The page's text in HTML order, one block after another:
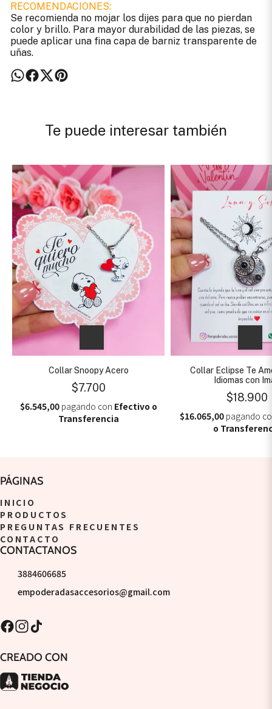
RECOMENDACIONES:
Se recomienda no mojar los dijes para que no pierdan
color y brillo. Para mayor durabilidad de las piezas, se
puede aplicar una fina capa de barniz transparente de
uñas.
Te puede interesar también
Collar Snoopy Acero
$7.700
$6.545,00pagando con Efectivo o
Transferencia
Collar Eclipse Te
Idiomas con
$18.900
$16.065,00pagando
o
PÁGINAS
INICIO
PRODUCTOS
PREGUNTAS FRECUENTES
CONTACTO
CONTACTANOS
3884606685
empoderadasaccesorios@gmail.com
CREADO CON